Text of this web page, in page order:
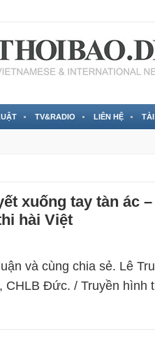
TV&RADIO LIÊN HỆ
xuống tay tàn ác –
hài Việt
và cùng chia sẻ. Lê
CHLB Đức. / Truyền hình